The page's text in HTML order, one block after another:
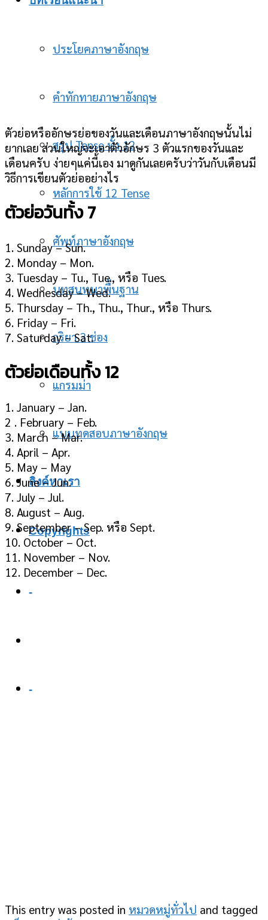
ประโยคภาษาอังกฤษ
คำทักทายภาษาอังกฤษ
สรุป Tense ทั้ง 12
หลักการใช้ 12 Tense
ศัพท์ภาษาอังกฤษ
บทสนทนาพื้นฐาน
กริยา 3 ช่อง
แกรมม่า
แบบทดสอบภาษาอังกฤษ
ลิงค์หาเรา
Copyrights
-
-
ตัวย่อหรืออักษรย่อของวันและเดือนภาษาอังกฤษนั้นไม่
ยากเลย ส่วนใหญ่จะเอาตัวอักษร 3 ตัวแรกของวันและ
เดือนครับ ง่ายๆแค่นี้เอง มาดูกันเลยครับว่าวันกับเดือนมี
วิธีการเขียนตัวย่ออย่างไร
ตัวย่อวันทั้ง 7
1. Sunday – Sun.
2. Monday – Mon.
3. Tuesday – Tu., Tue., หรือ Tues.
4. Wednesday – Wed.
5. Thursday – Th., Thu., Thur., หรือ Thurs.
6. Friday – Fri.
7. Saturday – Sat.
ตัวย่อเดือนทั้ง 12
1. January – Jan.
2 . February – Feb.
3. March – Mar.
4. April – Apr.
5. May – May
6. June – Jun.
7. July – Jul.
8. August – Aug.
9. September – Sep. หรือ Sept.
10. October – Oct.
11. November – Nov.
12. December – Dec.
This entry was posted in หมวดหมู่ทั่วไป and tagged